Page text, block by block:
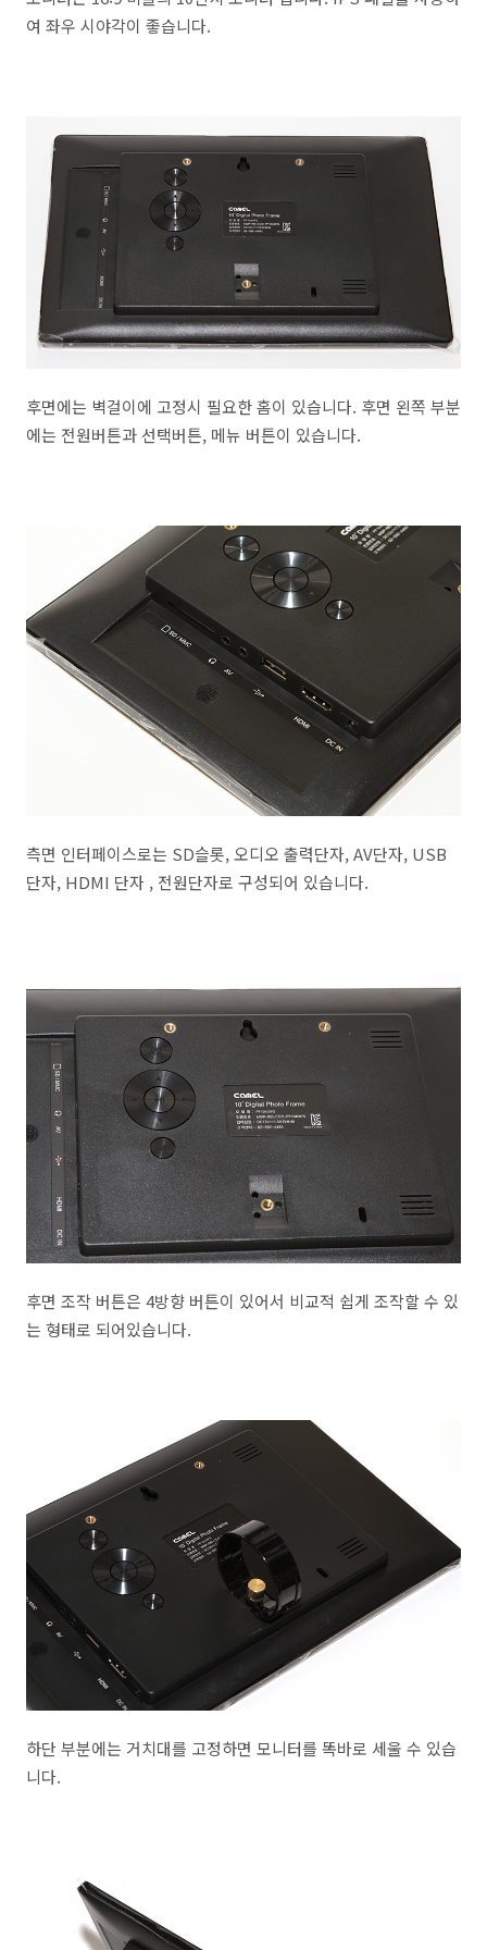
여 좌우 시야각이 좋습니다.
후면에는 벽걸이에 고정시 필요한 홈이 있습니다. 후면 왼쪽 부분
에는 전원버튼과 선택버튼, 메뉴 버튼이 있습니다.
측면 인터페이스로는 SD슬롯, 오디오 출력단자, AV단자, USB
단자, HDMI 단자 , 전원단자로 구성되어 있습니다.
후면 조작 버튼은 4방향 버튼이 있어서 비교적 쉽게 조작할 수 있
는 형태로 되어있습니다.
하단 부분에는 거치대를 고정하면 모니터를 똑바로 세울 수 있습
니다.